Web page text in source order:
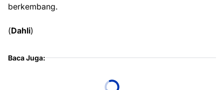
berkembang.
(Dahli)
Baca Juga: